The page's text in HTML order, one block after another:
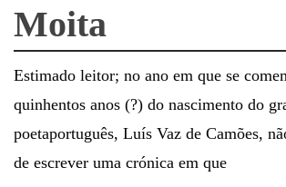
Moita
Estimado leitor; no ano em que se
quinhentos anos (?) do nascimento do
poetaportuguês, Luís Vaz de Camões,
de escrever uma crónica em que